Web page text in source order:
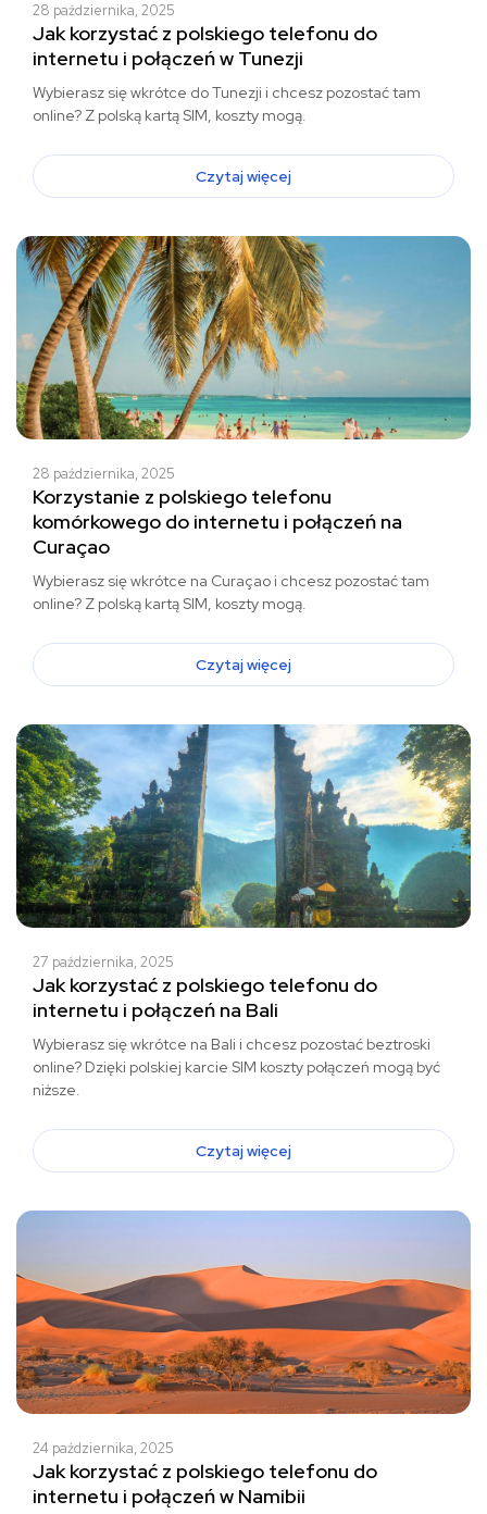
28 października, 2025
Jak korzystać z polskiego telefonu do
internetu i połączeń w Tunezji
Wybierasz się wkrótce do Tunezji i chcesz pozostać tam
online? Z polską kartą SIM, koszty mogą.
Czytaj więcej
28 października, 2025
Korzystanie z polskiego telefonu
komórkowego do internetu i połączeń na
Curaçao
Wybierasz się wkrótce na Curaçao i chcesz pozostać tam
online? Z polską kartą SIM, koszty mogą.
Czytaj więcej
27 października, 2025
Jak korzystać z polskiego telefonu do
internetu i połączeń na Bali
Wybierasz się wkrótce na Bali i chcesz pozostać beztroski
online? Dzięki polskiej karcie SIM koszty połączeń mogą być
niższe.
Czytaj więcej
24 października, 2025
Jak korzystać z polskiego telefonu do
internetu i połączeń w Namibii